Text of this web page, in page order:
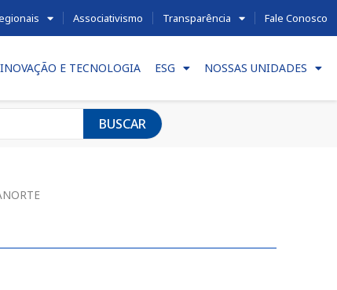
Associativismo Transparência Fale Conosco
INOVAÇÃO E TECNOLOGIA ESG NOSSAS UNIDADES
BUSCAR